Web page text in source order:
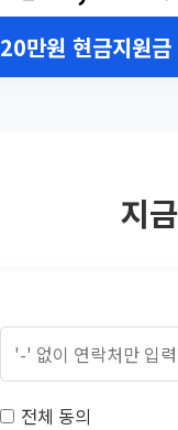
20만원 현금지원
지
전체 동의